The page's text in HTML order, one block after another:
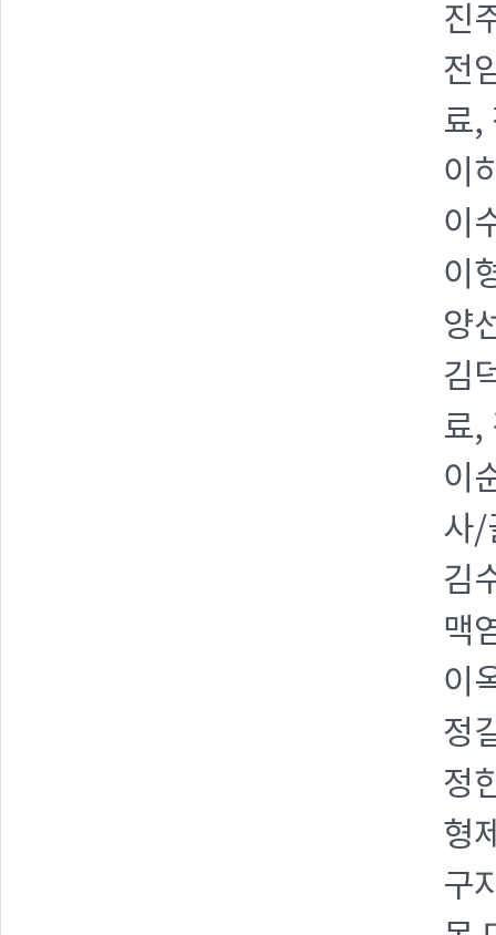
진
전
료,
이
이
이
양
김
료,
이
사/
김
맥
이
정
정
형
구